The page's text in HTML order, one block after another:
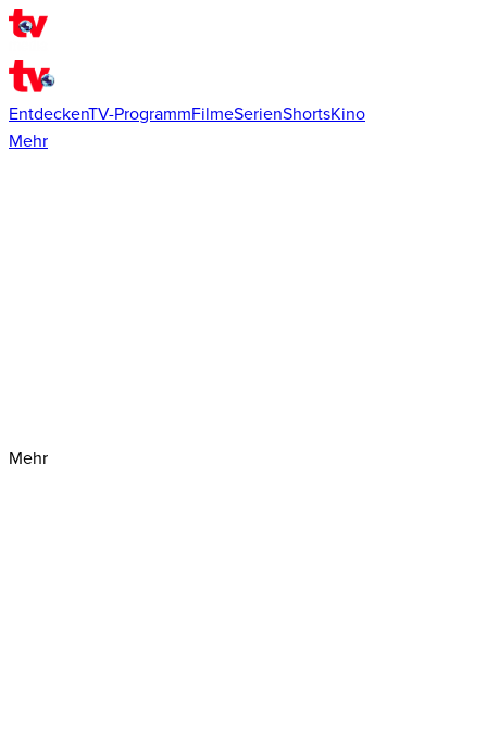
EntdeckenTV-ProgrammFilmeSerienShortsKino
Mehr
Mehr